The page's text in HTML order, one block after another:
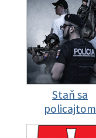
Staň sa
policajtom